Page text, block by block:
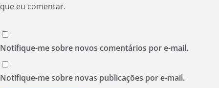
que eu comentar.
Notifique-me sobre novos comentários por e-mail.
Notifique-me sobre novas publicações por e-mail.